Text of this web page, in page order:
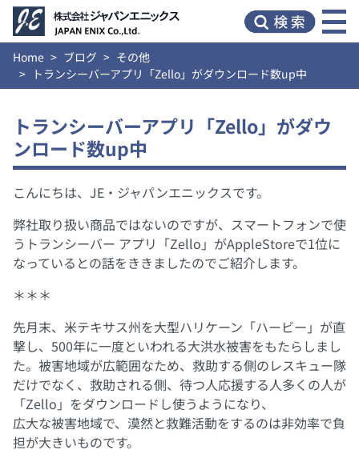
Home ブログ
その他
トランシーバーアプリ「Zello」がダウンロード数up中
トランシーバーアプリ「Zello」がダウ
ンロード数up中
こんにちは、JE・ジャパンエニックスです。
弊社取り扱い商品ではないのですが、スマートフォンで使
うトランシーバー アプリ「Zello」がAppleStoreで1位に
なっているとの話をききましたのでご紹介します。
＊＊＊
先月末、米テキサス州を大型ハリケーン「ハービー」が直
撃し、500年に一度といわれる大洪水被害をもたらしまし
た。被害地域が広範囲なため、救助する側のレスキュー隊
だけでなく、救助される側、待つ人応援する人多くの人が
「Zello」をダウンロードし使うようになり、
広大な被害地域で、漠然と救難活動をするのは非効率で負
担が大きいものです。